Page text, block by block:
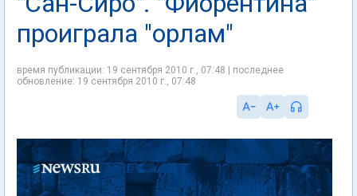
проиграла "орлам"
время публикации: 19 сентября 2010 г., 07:48 | последнее
обновление: 19 сентября 2010 г., 07:48